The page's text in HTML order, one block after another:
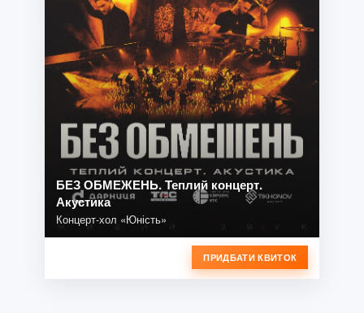
БЕЗ ОБМЕЖЕНЬ. Теплий концерт.
Акустика
Концерт-хол «Юність»
ПРИДБАТИ КВИТОК